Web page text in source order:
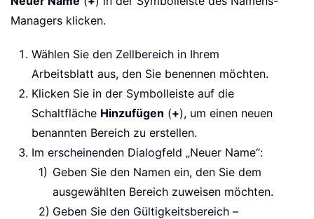
Managers klicken.
Wählen Sie den Zellbereich in Ihrem
Arbeitsblatt aus, den Sie benennen möchten.
Klicken Sie in der Symbolleiste auf die
Schaltfläche Hinzufügen (+), um einen neuen
benannten Bereich zu erstellen.
Im erscheinenden Dialogfeld „Neuer Name“:
Geben Sie den Namen ein, den Sie dem
ausgewählten Bereich zuweisen möchten.
Geben Sie den Gültigkeitsbereich –